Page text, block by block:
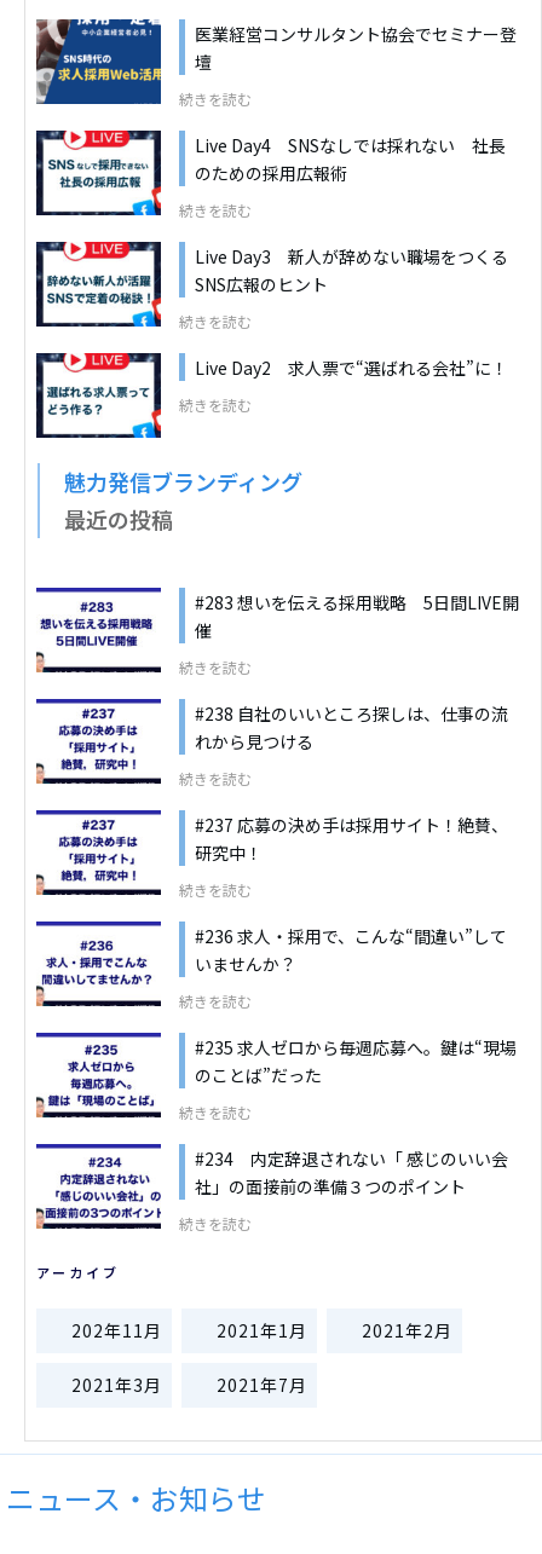
医業経営コンサルタント協会でセミナー登
壇
続きを読む
Live Day4 SNSなしでは採れない 社長
のための採用広報術
続きを読む
Live Day3 新人が辞めない職場をつくる
SNS広報のヒント
続きを読む
Live Day2 求人票で“選ばれる会社”に！
続きを読む
魅力発信ブランディング
最近の投稿
#283 想いを伝える採用戦略 5日間LIVE開
催
続きを読む
#238 自社のいいところ探しは、仕事の流
れから見つける
続きを読む
#237 応募の決め手は採用サイト！絶賛、
研究中！
続きを読む
#236 求人・採用で、こんな“間違い”して
いませんか？
続きを読む
#235 求人ゼロから毎週応募へ。鍵は“現場
のことば”だった
続きを読む
#234 内定辞退されない「 感じのいい会
社」の面接前の準備３つのポイント
続きを読む
アーカイブ
202年11月 2021年1月 2021年2月
2021年3月 2021年7月
ニュース・お知らせ